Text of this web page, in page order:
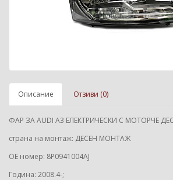
Описание Отзиви (0)
ФАР ЗА AUDI A3 ЕЛЕКТРИЧЕСКИ С МОТОРЧЕ
страна на монтаж: ДЕСЕН МОНТАЖ
ОЕ номер: 8P0941004AJ
Година: 2008.4-;